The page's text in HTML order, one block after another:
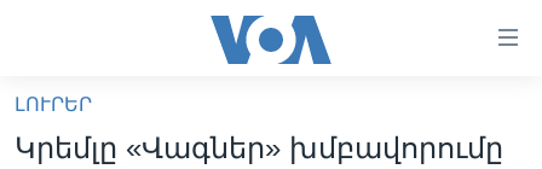
հիմնական
բովանդակությանը
ԼՈՒՐԵՐ
Կրեմլը «Վագներ» խմբավորումը